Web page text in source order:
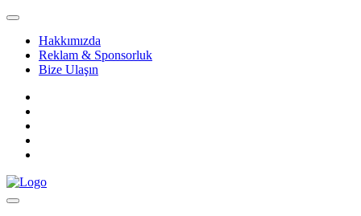
Hakkımızda
Reklam & Sponsorluk
Bize Ulaşın